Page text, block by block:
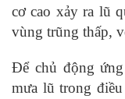
cơ cao xảy ra lũ
vùng trũng thấp,
Để chủ động
mưa lũ trong